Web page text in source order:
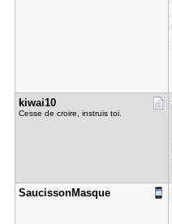
kiwai10
Cesse de croire, instruis toi.
SaucissonM​asque